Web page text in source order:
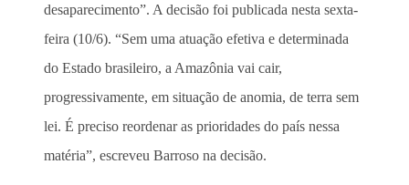
desaparecimento”. A decisão foi publicada nesta sexta-
feira (10/6). “Sem uma atuação efetiva e determinada
do Estado brasileiro, a Amazônia vai cair,
progressivamente, em situação de anomia, de terra sem
lei. É preciso reordenar as prioridades do país nessa
matéria”, escreveu Barroso na decisão.